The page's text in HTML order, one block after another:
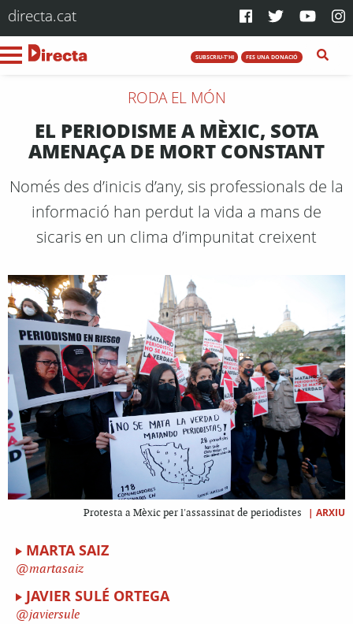
directa.cat
SUBSCRIU-T'HI FES UNA DONACIÓ
RODA EL MÓN
EL PERIODISME A MÈXIC, SOTA
AMENAÇA DE MORT CONSTANT
Només des d’inicis d’any, sis professionals de la
informació han perdut la vida a mans de
sicaris en un clima d’impunitat creixent
Protesta a Mèxic per l'assassinat de periodistes | ARXIU
MARTA SAIZ
martasaiz
JAVIER SULÉ ORTEGA
javiersule